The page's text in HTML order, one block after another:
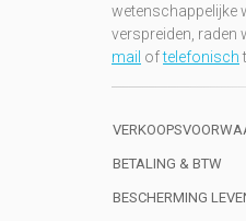
wetenschappelijke
verspreiden, raden
mail oftelefonisch
BETALING & BTW
BESCHERMING